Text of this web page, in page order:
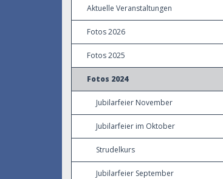
Aktuelle Veranstaltungen
Fotos 2026
Fotos 2025
Fotos 2024
Jubilarfeier November
Jubilarfeier im Oktober
Strudelkurs
Jubilarfeier September